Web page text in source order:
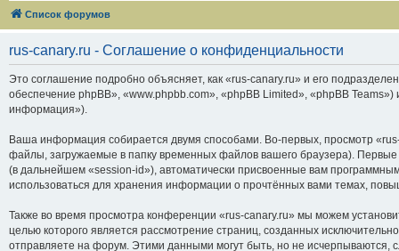
Список форумов
rus-canary.ru - Соглашение о конфиденциальности
Это соглашение подробно объясняет, как «rus-canary.ru» и его
обеспечение phpBB», «www.phpbb.com», «phpBB Limited», «phpBB
информация»).
Ваша информация собирается двумя способами. Во-первых, просмотр
файлы, загружаемые в папку временных файлов вашего браузера).
(в дальнейшем «session-id»), автоматически присвоенные вам
использоваться для хранения информации о прочтённых вами темах,
Также во время просмотра конференции «rus-canary.ru» мы можем
целью которого является рассмотрение страниц, созданных
отправляете на форум. Этими данными могут быть, но не